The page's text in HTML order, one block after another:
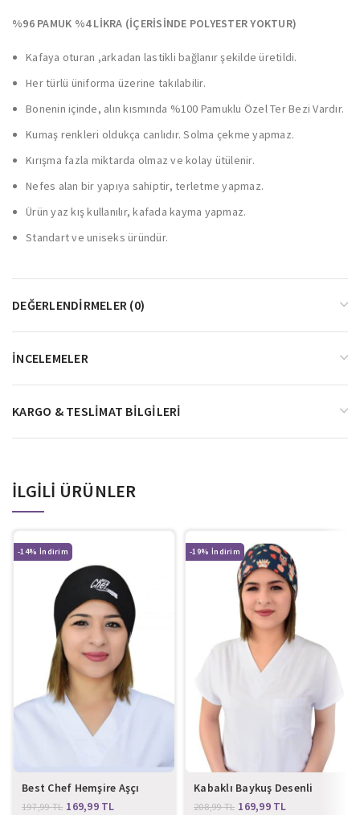
%96 PAMUK %4 LİKRA (İÇERİSİNDE POLYESTER YOKTUR)
Kafaya oturan ,arkadan lastikli bağlanır şekilde üretildi.
Her türlü üniforma üzerine takılabilir.
Bonenin içinde, alın kısmında %100 Pamuklu Özel Ter Bezi Vardır.
Kumaş renkleri oldukça canlıdır. Solma çekme yapmaz.
Kırışma fazla miktarda olmaz ve kolay ütülenir.
Nefes alan bir yapıya sahiptir, terletme yapmaz.
Ürün yaz kış kullanılır, kafada kayma yapmaz.
Standart ve uniseks üründür.
DEĞERLENDIRMELER (0)
İNCELEMELER
KARGO & TESLIMAT BILGILERI
İLGILI ÜRÜNLER
-14%
Best Chef Hemşire Aşçı
Bone
197,99TL 169,99 TL
-19%
Kabaklı Baykuş Desenli
Cerrahi Bone
208,99TL 169,99 TL